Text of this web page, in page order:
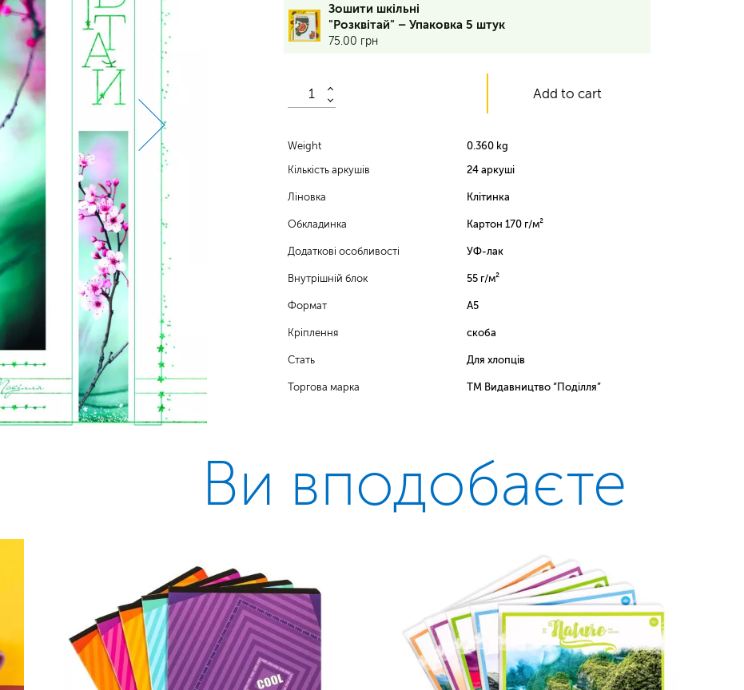
аркуші,
клітинка,
обкладинка
м²,
блок
55
г/
УФ-
Зошити шкільні
"Розквітай" – Упаковка 5 штук
75.00 грн
Add to cart
Weight
0.360 kg
Кількість аркушів
24 аркуші
Ліновка Клітинка
Обкладинка Картон 170 г/м²
Додаткові особливості УФ-лак
Внутрішній блок 55 г/м²
Формат А5
Кріплення скоба
Стать Для хлопців
Торгова марка ТМ Видавництво “Поділля”
Ви вподобаєте